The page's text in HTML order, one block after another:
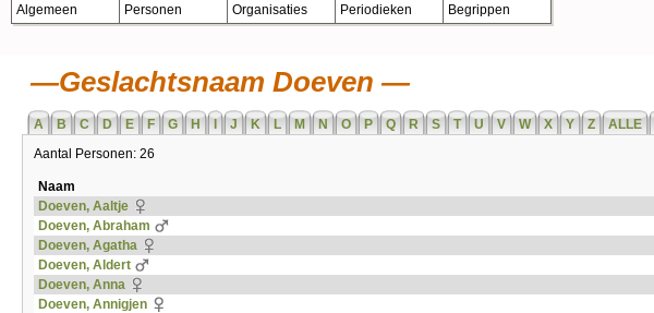
Algemeen Personen Organisaties Periodieken Begrippen
Geslachtsnaam Doeven
A B C D E F G H J K L M N O P Q R S T U V W X Y Z ALLE
Aantal Personen: 26
Naam
Doeven, Aaltje
Doeven, Abraham
Doeven, Agatha
Doeven, Aldert
Doeven, Anna
Doeven, Annigjen